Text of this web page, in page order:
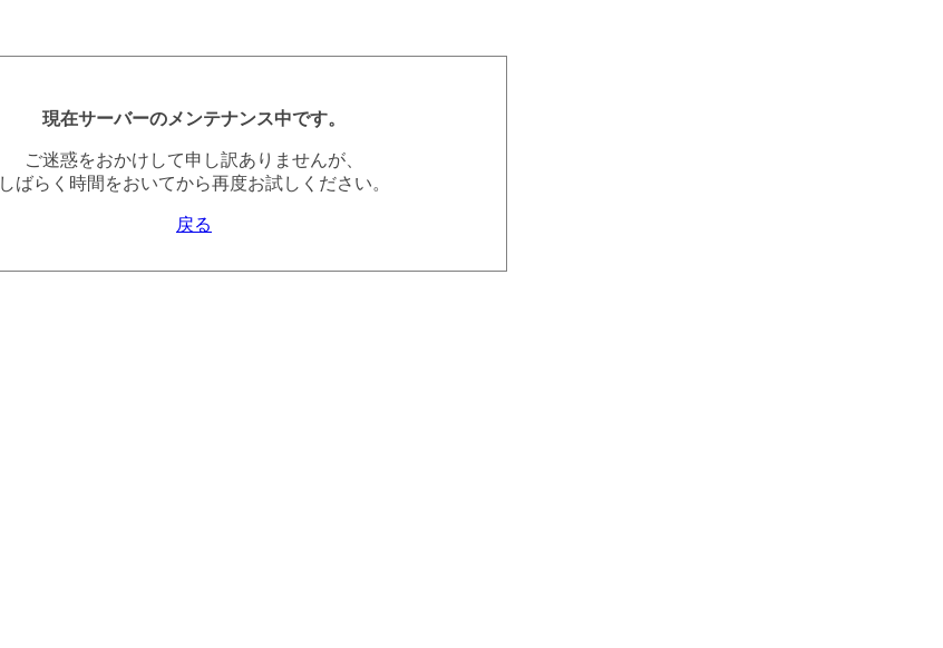
現在サーバーのメンテナンス中です。
ご迷惑をおかけして申し訳ありませんが、
しばらく時間をおいてから再度お試しください。
戻る